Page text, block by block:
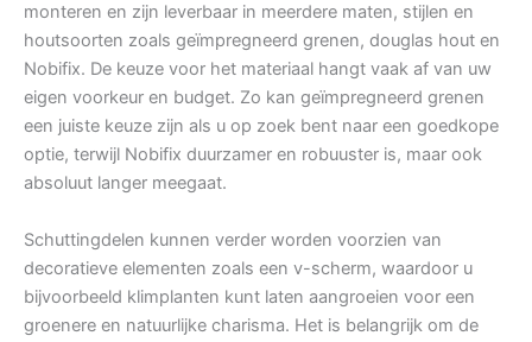
monteren en zijn leverbaar in meerdere maten, stijlen en
houtsoorten zoals geïmpregneerd grenen, douglas hout en
Nobifix. De keuze voor het materiaal hangt vaak af van uw
eigen voorkeur en budget. Zo kan geïmpregneerd grenen
een juiste keuze zijn als u op zoek bent naar een goedkope
optie, terwijl Nobifix duurzamer en robuuster is, maar ook
absoluut langer meegaat.
Schuttingdelen kunnen verder worden voorzien van
decoratieve elementen zoals een v-scherm, waardoor u
bijvoorbeeld klimplanten kunt laten aangroeien voor een
groenere en natuurlijke charisma. Het is belangrijk om de